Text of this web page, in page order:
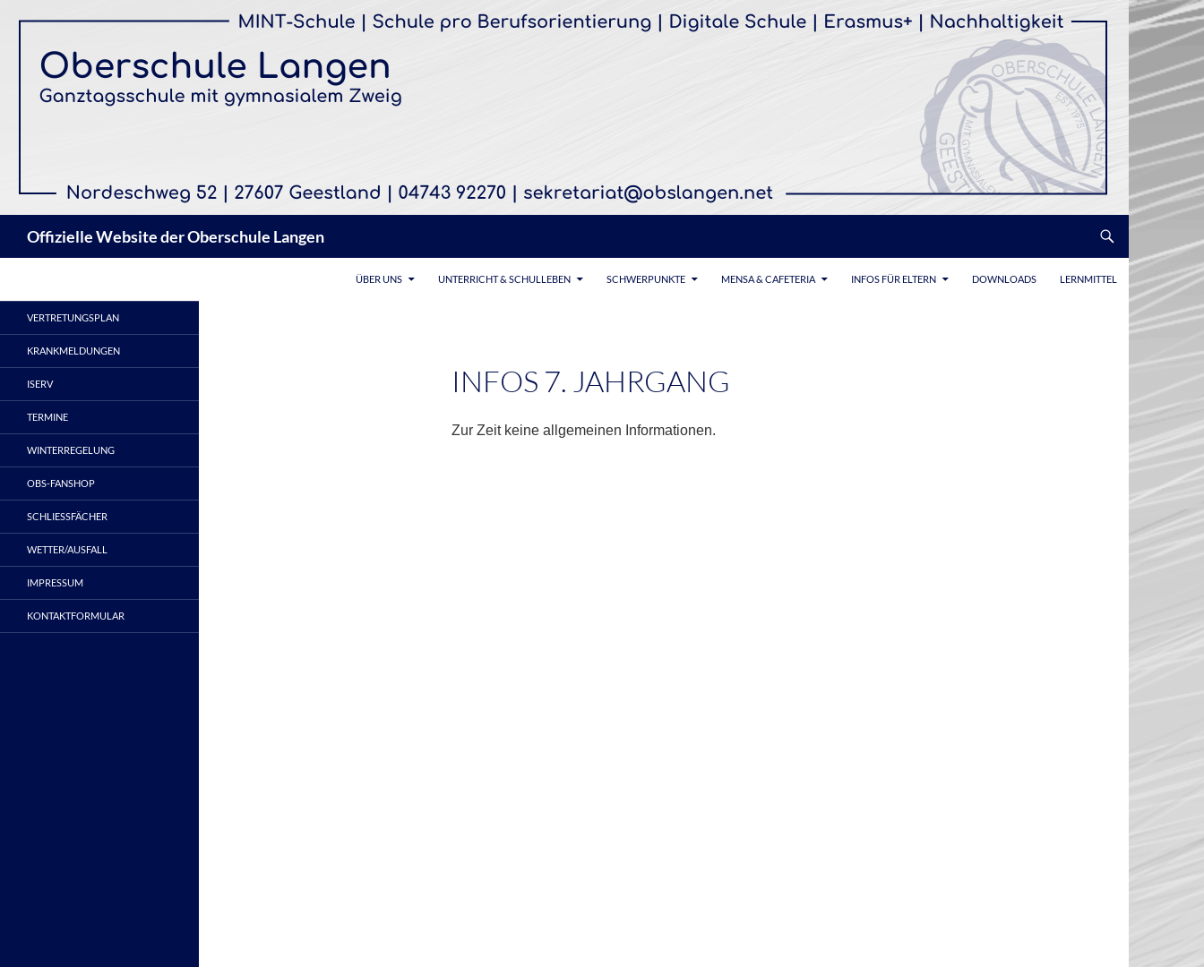
springen
Offizielle Website der Oberschule Langen
ÜBER UNS UNTERRICHT & SCHULLEBEN SCHWERPUNKTE MENSA & CAFETERIA INFOS FÜR ELTERN DOWNLOADS LERNMITTEL
INFOS 7. JAHRGANG
Zur Zeit keine allgemeinen Informationen.
VERTRETUNGSPLAN
KRANKMELDUNGEN
ISERV
TERMINE
WINTERREGELUNG
OBS-FANSHOP
SCHLIESSFÄCHER
WETTER/AUSFALL
IMPRESSUM
KONTAKTFORMULAR